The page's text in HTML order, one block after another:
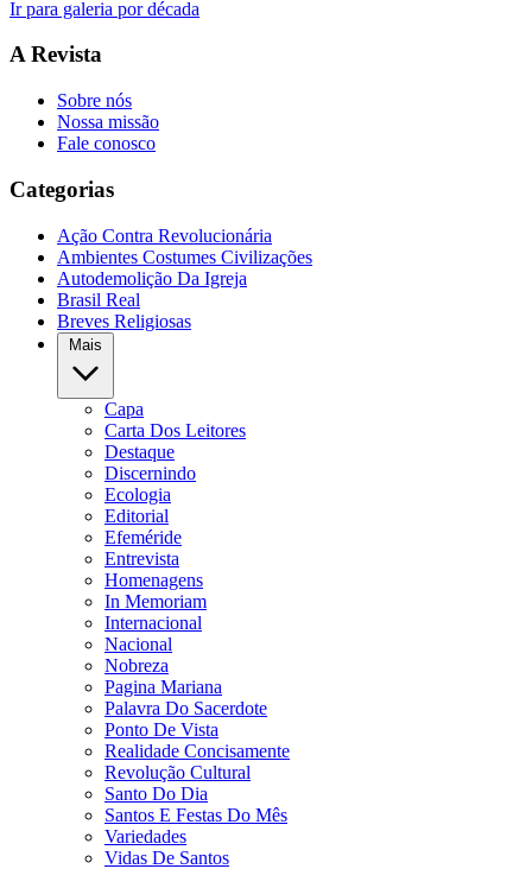
Ir para galeria por década
A Revista
Sobre nós
Nossa missão
Fale conosco
Categorias
Ação Contra Revolucionária
Ambientes Costumes Civilizações
Autodemolição Da Igreja
Brasil Real
Breves Religiosas
Mais
Capa
Carta Dos Leitores
Destaque
Discernindo
Ecologia
Editorial
Efeméride
Entrevista
Homenagens
In Memoriam
Internacional
Nacional
Nobreza
Pagina Mariana
Palavra Do Sacerdote
Ponto De Vista
Realidade Concisamente
Revolução Cultural
Santo Do Dia
Santos E Festas Do Mês
Variedades
Vidas De Santos